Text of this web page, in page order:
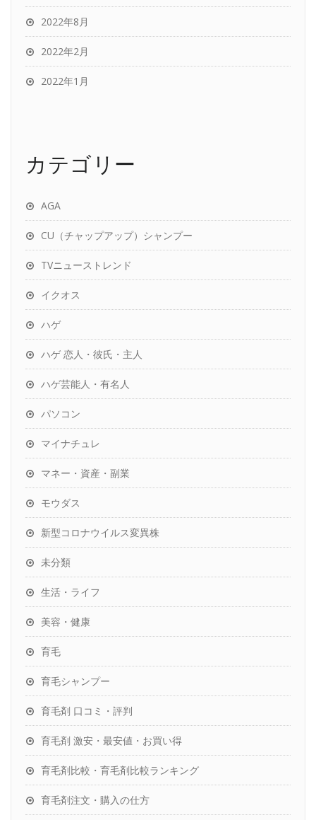
2022年8月
2022年2月
2022年1月
カテゴリー
AGA
CU（チャップアップ）シャンプー
TVニューストレンド
イクオス
ハゲ
ハゲ 恋人・彼氏・主人
ハゲ芸能人・有名人
パソコン
マイナチュレ
マネー・資産・副業
モウダス
新型コロナウイルス変異株
未分類
生活・ライフ
美容・健康
育毛
育毛シャンプー
育毛剤 口コミ・評判
育毛剤 激安・最安値・お買い得
育毛剤比較・育毛剤比較ランキング
育毛剤注文・購入の仕方